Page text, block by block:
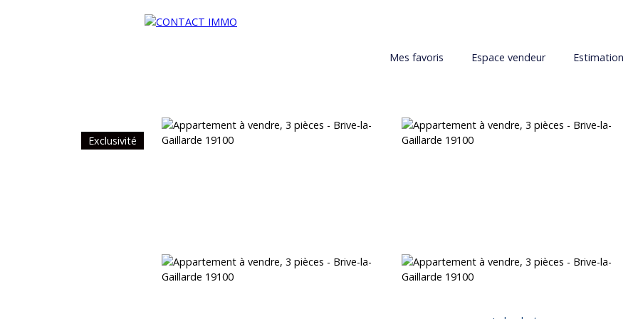
Mes favoris Espace vendeur Estimation
Exclusivité